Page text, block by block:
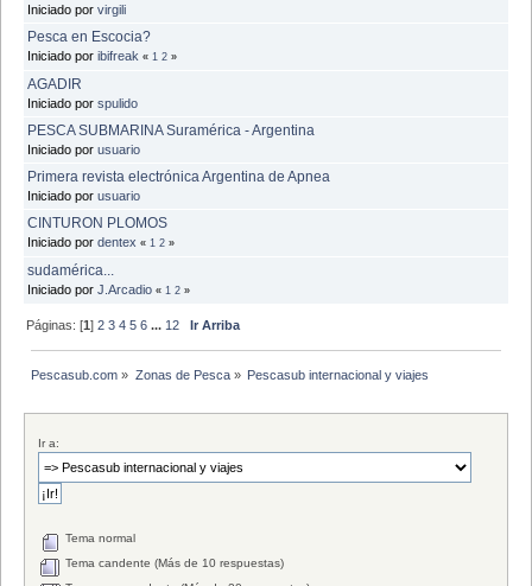
Iniciado por virgili
Pesca en Escocia?
Iniciado por ibifreak « 1 2 »
AGADIR
Iniciado por spulido
PESCA SUBMARINA Suramérica - Argentina
Iniciado por usuario
Primera revista electrónica Argentina de Apnea
Iniciado por usuario
CINTURON PLOMOS
Iniciado por dentex « 1 2 »
sudamérica...
Iniciado por J.Arcadio « 1 2 »
Páginas: [1]2 3 4 5 6 ... 12 Ir Arriba
Pescasub.com » Zonas de Pesca» Pescasub internacional y viajes
Ir a:
Tema normal
Tema candente (Más de 10 respuestas)